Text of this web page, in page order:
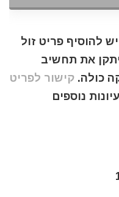
להוסיף פריט זול
את תחשיב
כולה. קישור לפריט
נוספים